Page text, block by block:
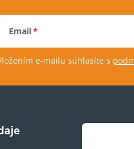
Email
e-mailu súhlasíte s